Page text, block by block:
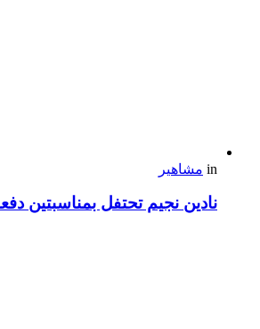
in مشاهير
نادين نجيم تحتفل بمناسبتين